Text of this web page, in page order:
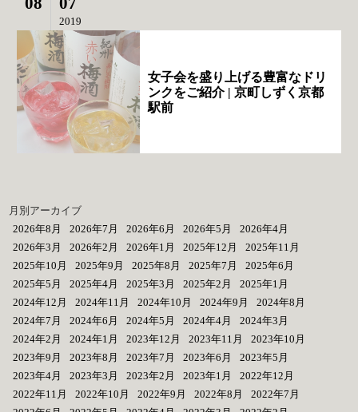
2019
女子会を盛り上げる豊富なドリ
ンクをご紹介 | 京町しずく京都
駅前
月別アーカイブ
2026年8月
2026年7月 2026年6月 2026年5月
2026年4月
2026年3月
2026年2月 2026年1月 2025年12月
2025年11月
2025年10月
2025年9月 2025年8月 2025年7月
2025年6月
2025年5月
2025年4月 2025年3月 2025年2月
2025年1月
2024年12月
2024年11月 2024年10月 2024年9月
2024年8月
2024年7月
2024年6月 2024年5月 2024年4月
2024年3月
2024年2月
2024年1月 2023年12月 2023年11月
2023年10月
2023年9月
2023年8月 2023年7月 2023年6月
2023年5月
2023年4月
2023年3月 2023年2月 2023年1月
2022年12月
2022年11月
2022年10月 2022年9月 2022年8月
2022年7月